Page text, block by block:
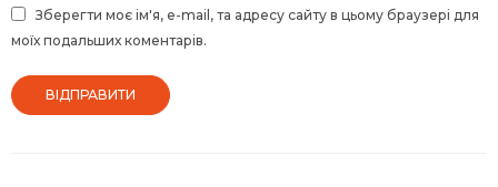
Зберегти моє ім'я, e-mail, та адресу сайту в цьому браузері для
моїх подальших коментарів.